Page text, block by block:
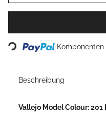
Loading...
Beschreibung
Vallejo Model Colour: 201